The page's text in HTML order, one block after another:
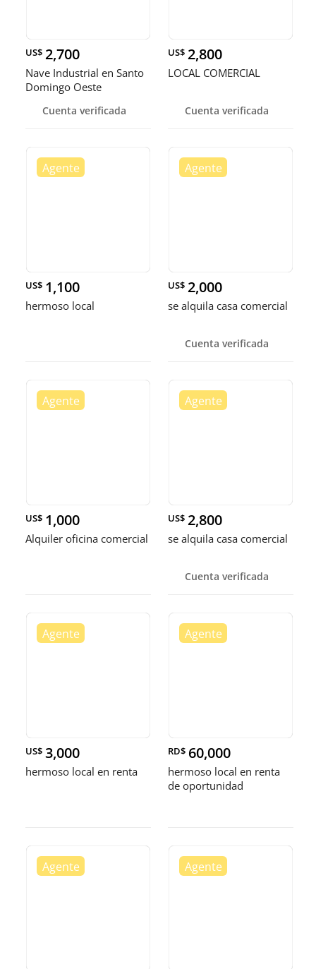
US$ 2,700
Nave Industrial en Santo
Domingo Oeste
Cuenta verificada
US$ 2,800
LOCAL COMERCIAL
Cuenta verificada
US$ 1,100
hermoso local
US$ 2,000
se alquila casa comercial
Cuenta verificada
US$ 1,000
Alquiler oficina comercial
US$ 2,800
se alquila casa comercial
Cuenta verificada
US$ 3,000
hermoso local en renta
RD$ 60,000
hermoso local en renta
de oportunidad